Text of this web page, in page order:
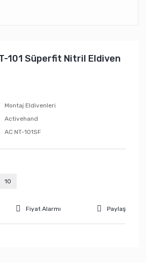
101 Süperfit Nitril Eldiven
Montaj Eldivenleri
Activehand
AC NT-101SF
10
Fiyat Alarmı Paylaş